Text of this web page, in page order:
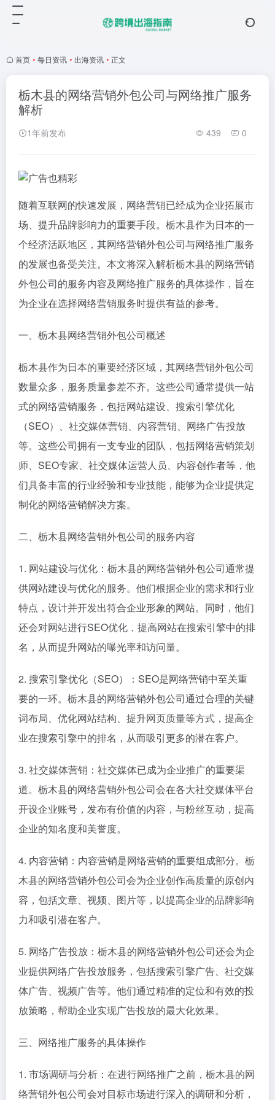
首页 • 每日资讯 • 出海资讯 • 正文
栃木县的网络营销外包公司与网络推广服务
解析
1年前发布 439 0
随着互联网的快速发展，网络营销已经成为企业拓展市
场、提升品牌影响力的重要手段。栃木县作为日本的一
个经济活跃地区，其网络营销外包公司与网络推广服务
的发展也备受关注。本文将深入解析栃木县的网络营销
外包公司的服务内容及网络推广服务的具体操作，旨在
为企业在选择网络营销服务时提供有益的参考。
一、栃木县网络营销外包公司概述
栃木县作为日本的重要经济区域，其网络营销外包公司
数量众多，服务质量参差不齐。这些公司通常提供一站
式的网络营销服务，包括网站建设、搜索引擎优化
（SEO）、社交媒体营销、内容营销、网络广告投放
等。这些公司拥有一支专业的团队，包括网络营销策划
师、SEO专家、社交媒体运营人员、内容创作者等，他
们具备丰富的行业经验和专业技能，能够为企业提供定
制化的网络营销解决方案。
二、栃木县网络营销外包公司的服务内容
1. 网站建设与优化：栃木县的网络营销外包公司通常提
供网站建设与优化的服务。他们根据企业的需求和行业
特点，设计并开发出符合企业形象的网站。同时，他们
还会对网站进行SEO优化，提高网站在搜索引擎中的排
名，从而提升网站的曝光率和访问量。
2. 搜索引擎优化（SEO）：SEO是网络营销中至关重
要的一环。栃木县的网络营销外包公司通过合理的关键
词布局、优化网站结构、提升网页质量等方式，提高企
业在搜索引擎中的排名，从而吸引更多的潜在客户。
3. 社交媒体营销：社交媒体已成为企业推广的重要渠
道。栃木县的网络营销外包公司会在各大社交媒体平台
开设企业账号，发布有价值的内容，与粉丝互动，提高
企业的知名度和美誉度。
4. 内容营销：内容营销是网络营销的重要组成部分。栃
木县的网络营销外包公司会为企业创作高质量的原创内
容，包括文章、视频、图片等，以提高企业的品牌影响
力和吸引潜在客户。
5. 网络广告投放：栃木县的网络营销外包公司还会为企
业提供网络广告投放服务，包括搜索引擎广告、社交媒
体广告、视频广告等。他们通过精准的定位和有效的投
放策略，帮助企业实现广告投放的最大化效果。
三、网络推广服务的具体操作
1. 市场调研与分析：在进行网络推广之前，栃木县的网
络营销外包公司会对目标市场进行深入的调研和分析，